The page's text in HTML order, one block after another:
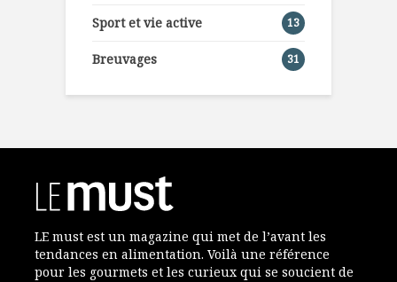
Sport et vie active 13
Breuvages 31
LE must est un magazine qui met de l’avant les
tendances en alimentation. Voilà une référence
pour les gourmets et les curieux qui se soucient de